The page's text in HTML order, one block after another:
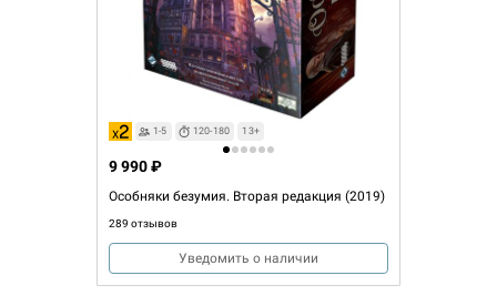
1-5 120-180 13+
Особняки безумия. Вторая редакция (2019)
289 отзывов
9 990 ₽
Уведомить о наличии